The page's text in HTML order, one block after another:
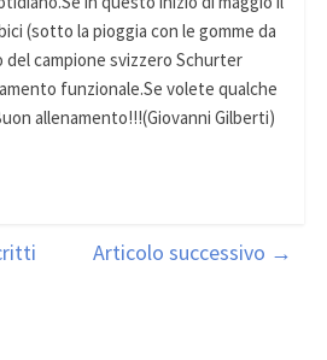
(sotto la pioggia con le gomme da
campione svizzero Schurter
funzionale.Se volete qualche
allenamento!!!(Giovanni Gilberti)
Articolo successivo →